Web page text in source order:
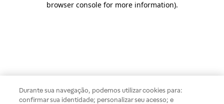
browser console for more information).
Durante sua navegação, podemos utilizar cookies para:
confirmar sua identidade; personalizar seu acesso; e